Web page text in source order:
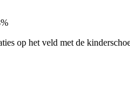
op het veld met de